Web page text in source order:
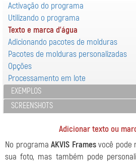
Activação do programa
Utilizando o programa
Texto e marca d'água
Adicionando pacotes de molduras
Pacotes de molduras personalizadas
Opções
Processamento em lote
EXEMPLOS
SCREENSHOTS
Adicionar texto ou
No programaAKVIS Framesvocê pode
sua foto, mas também pode